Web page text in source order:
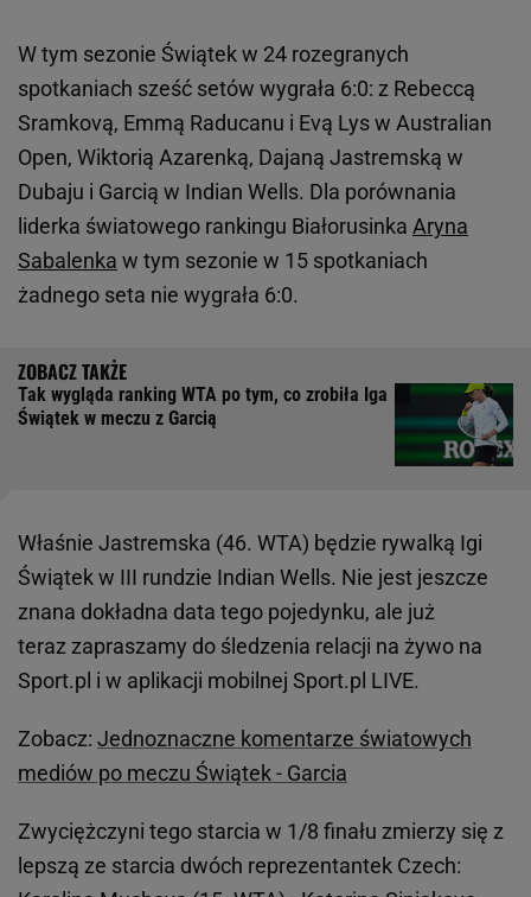
W tym sezonie Świątek w 24 rozegranych
spotkaniach sześć setów wygrała 6:0: z Rebeccą
Sramkovą, Emmą Raducanu i Evą Lys w Australian
Open, Wiktorią Azarenką, Dajaną Jastremską w
Dubaju i Garcią w Indian Wells. Dla porównania
liderka światowego rankingu Białorusinka Aryna
Sabalenka w tym sezonie w 15 spotkaniach
żadnego seta nie wygrała 6:0.
Tak wygląda ranking WTA po tym, co zrobiła Iga
Świątek w meczu z Garcią
Właśnie Jastremska (46. WTA) będzie rywalką Igi
Świątek w III rundzie Indian Wells. Nie jest jeszcze
znana dokładna data tego pojedynku, ale już
teraz zapraszamy do śledzenia relacji na żywo na
Sport.pl i w aplikacji mobilnej Sport.pl LIVE.
Zobacz: Jednoznaczne komentarze światowych
mediów po meczu Świątek - Garcia
Zwyciężczyni tego starcia w 1/8 finału zmierzy się z
lepszą ze starcia dwóch reprezentantek Czech: